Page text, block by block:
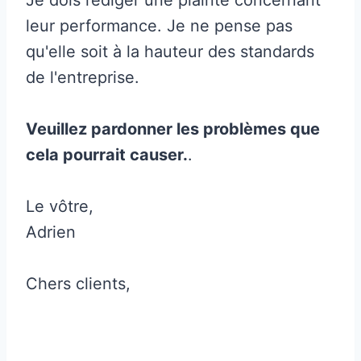
leur performance. Je ne pense pas
qu'elle soit à la hauteur des standards
de l'entreprise.
Veuillez pardonner les problèmes que
cela pourrait causer..
Le vôtre,
Adrien
Chers clients,